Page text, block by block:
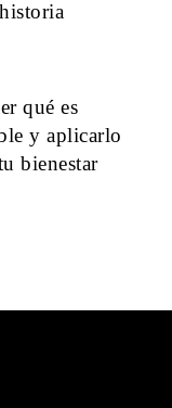
qué es
y aplicarlo
bienestar